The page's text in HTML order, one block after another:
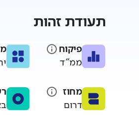
תעודת זהות
פיקוח
ממ"ד
מחוז
דרום